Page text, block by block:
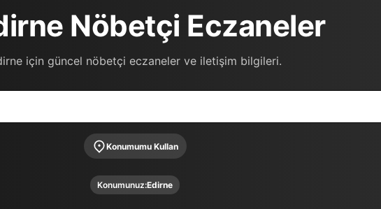
Nöbetçi Eczaneler
için güncel nöbetçi eczaneler ve iletişim bilgileri.
Konumumu Kullan
Konumunuz:Edirne